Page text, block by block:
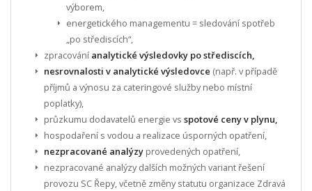
výborem,
energetického managementu = sledování spotřeb
„po střediscích“,
zpracování analytické výsledovky po střediscích,
nesrovnalosti v analytické výsledovce (např. v případě
příjmů a výnosu za cateringové služby nebo místní
poplatky),
průzkumu dodavatelů energie vs spotové ceny v plynu,
hospodaření s vodou a realizace úsporných opatření,
nezpracované analýzy provedených opatření,
nezpracované analýzy dalších možných variant řešení
provozu SC Řepy, včetně změny statutu organizace Zdravá